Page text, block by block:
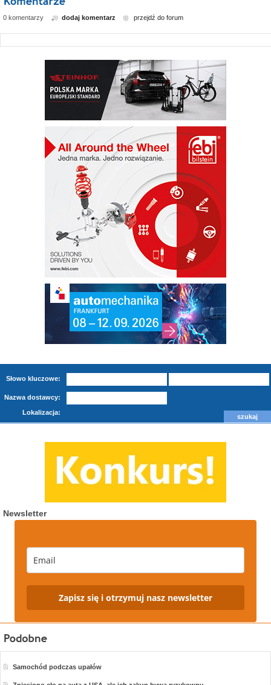
0 komentarzy dodaj komentarz przejdź do forum
Słowo kluczowe:
Nazwa dostawcy:
Lokalizacja:
Newsletter
Zapisz się i otrzymuj nasz newsletter
Samochód podczas upałów